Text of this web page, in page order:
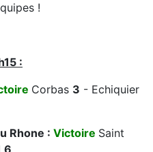
!
:
Corbas 3 - Echiquier
Rhone : Victoire Saint